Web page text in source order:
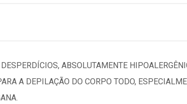
ABSOLUTAMENTE
A DEPILAÇÃO DO CORPO TODO,